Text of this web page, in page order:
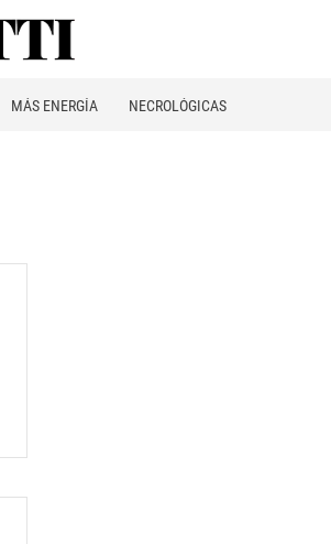
MÁS ENERGÍA NECROLÓGICAS